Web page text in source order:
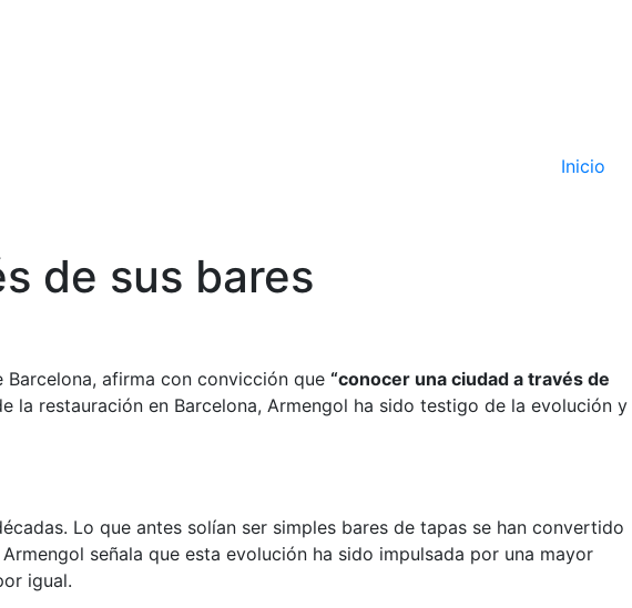
Inicio
de sus bares
afirma con convicción que “conocer una ciudad a través de
la restauración en Barcelona, Armengol ha sido testigo de la evolución y
Lo que antes solían ser simples bares de tapas se han convertido
señala que esta evolución ha sido impulsada por una mayor
igual.